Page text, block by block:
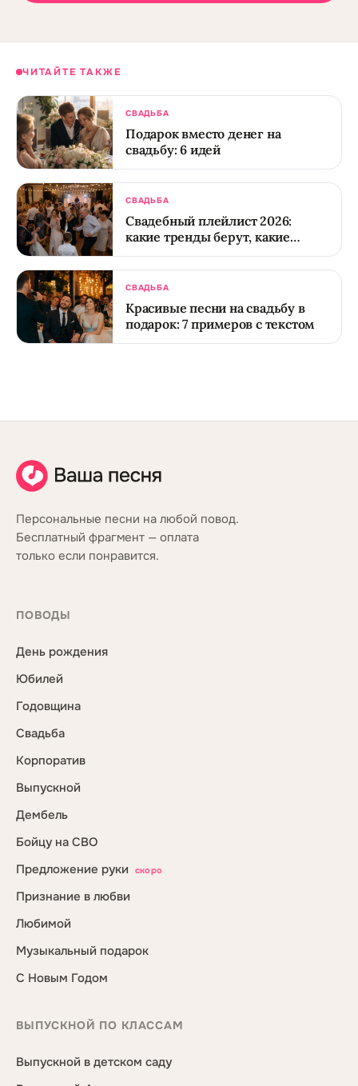
ЧИТАЙТЕ ТАКЖЕ
СВАДЬБА
Подарок вместо денег на
свадьбу: 6 идей
СВАДЬБА
Свадебный плейлист 2026:
какие тренды берут, какие
отжили
СВАДЬБА
Красивые песни на свадьбу в
подарок: 7 примеров с текстом
Персональные песни на любой повод.
Бесплатный фрагмент — оплата
только если понравится.
ПОВОДЫ
День рождения
Юбилей
Годовщина
Свадьба
Корпоратив
Выпускной
Дембель
Бойцу на СВО
Предложение руки
скоро
Признание в любви
Любимой
Музыкальный подарок
С Новым Годом
ВЫПУСКНОЙ ПО КЛАССАМ
Выпускной в детском саду